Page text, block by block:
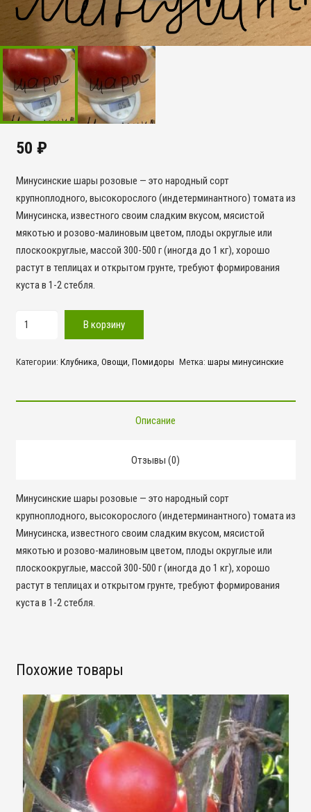
50 ₽
Минусинские шары розовые — это народный сорт
крупноплодного, высокорослого (индетерминантного) томата из
Минусинска, известного своим сладким вкусом, мясистой
мякотью и розово-малиновым цветом, плоды округлые или
плоскоокруглые, массой 300-500 г (иногда до 1 кг), хорошо
растут в теплицах и открытом грунте, требуют формирования
куста в 1-2 стебля.
Минусинские
В корзину
Категории: Клубника Овощи Помидоры Метка: шары минусинские
Описание
Отзывы (0)
Минусинские шары розовые — это народный сорт
крупноплодного, высокорослого (индетерминантного) томата из
Минусинска, известного своим сладким вкусом, мясистой
мякотью и розово-малиновым цветом, плоды округлые или
плоскоокруглые, массой 300-500 г (иногда до 1 кг), хорошо
растут в теплицах и открытом грунте, требуют формирования
куста в 1-2 стебля.
Похожие товары